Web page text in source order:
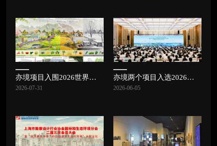
亦境项目入围2026世界景观建筑奖（WLA Awards）概念总体规划与城市设计方向| 亦讯
2026-07-31
亦境两个项目入选2026中国风景园林学会规划设计大会专题研讨交流项目 | 亦讯
2026-06-05